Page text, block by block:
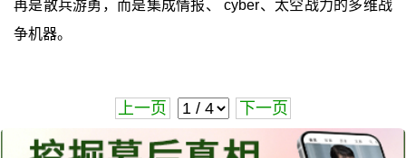
再是散兵游勇，而是集成情报、 cyber、太空战力的多维战
争机器。
上一页 下一页